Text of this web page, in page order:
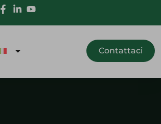
Contattaci